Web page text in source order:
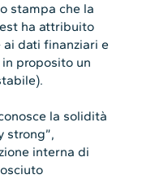
stampa che la
ha attribuito
ai dati finanziari e
in proposito un
la solidità
strong”,
interna di